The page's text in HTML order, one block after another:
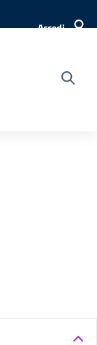
Accedi